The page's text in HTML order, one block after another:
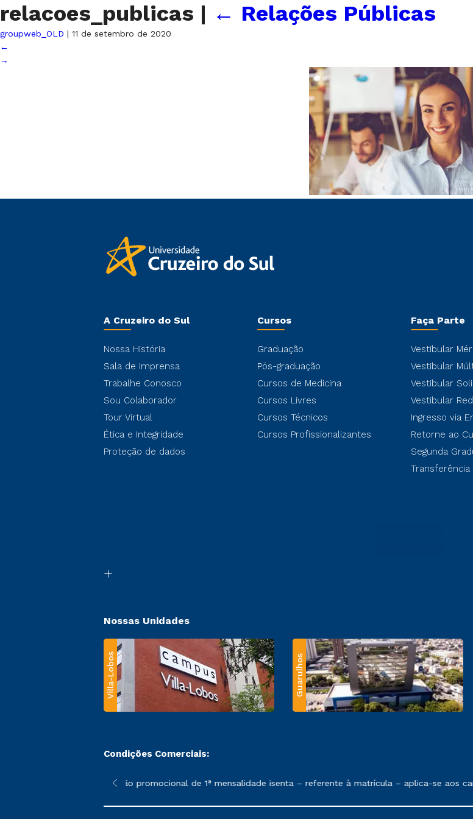
relacoes_publicas | ← Relações Públicas
groupweb_OLD | 11 de setembro de 2020
←
→
A Cruzeiro do Sul
Nossa História
Sala de Imprensa
Trabalhe Conosco
Sou Colaborador
Tour Virtual
Ética e Integridade
Proteção de dados
Cursos
Graduação
Pós-graduação
Cursos de Medicina
Cursos Livres
Cursos Técnicos
Cursos Profissionalizantes
Faça Parte
Vestibular
Vestibular
Vestibular
Vestibular
Ingresso via
Retorne ao
Segunda
Transferência
Nossas Unidades
Villa-Lobos Guarulhos
Condições Comerciais:
sofrer alterações nos períodos de rematrícula conforme exposto no contrato de prestação de serviços.
*A condição promocional de 1ª mensalidade isenta – referente à matrícula – aplica-se aos